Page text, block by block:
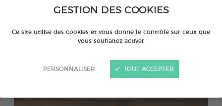
GESTION DES COOKIES
Ce site utilise des cookies et vous donne le contrôle sur ceux que
vous souhaitez activer
PERSONNALISER TOUT ACCEPTER